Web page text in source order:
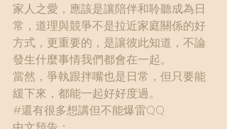
家人之愛，應該是讓陪伴和聆聽成為日
常，道理與競爭不是拉近家庭關係的好
方式，更重要的，是讓彼此知道，不論
發生什麼事情我們都會在一起。
當然，爭執跟拌嘴也是日常，但只要能
緩下來，都能一起好好度過。
#還有很多想講但不能爆雷QQ